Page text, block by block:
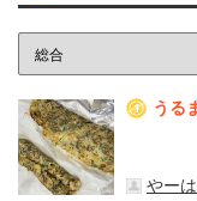
1 うる
やー